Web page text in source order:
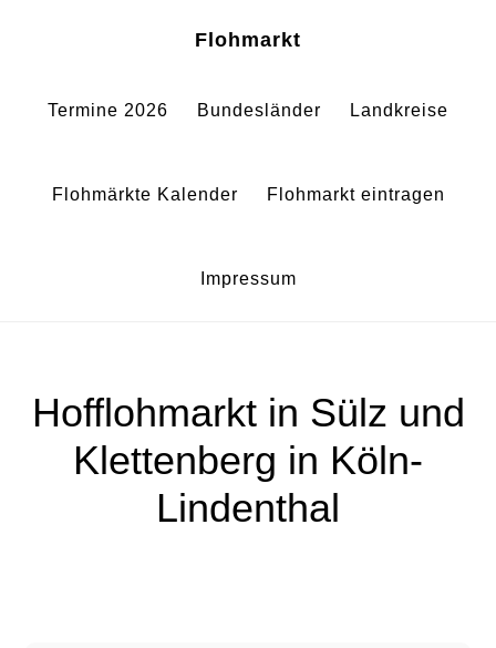
springen
springen
Flohmarkt
Termine 2026 Bundesländer Landkreise
Flohmärkte Kalender Flohmarkt eintragen
Impressum
Hofflohmarkt in Sülz und
Klettenberg in Köln-
Lindenthal